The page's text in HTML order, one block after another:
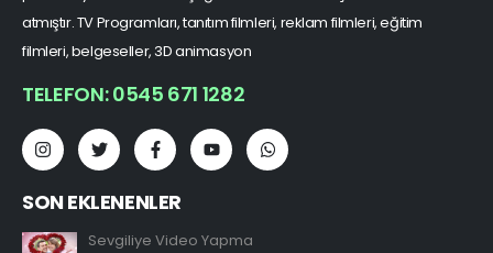
atmıştır. TV Programları, tanıtım filmleri, reklam filmleri, eğitim
filmleri, belgeseller, 3D animasyon
TELEFON: 0545 671 1282
SON EKLENENLER
Sevgiliye Video Yapma